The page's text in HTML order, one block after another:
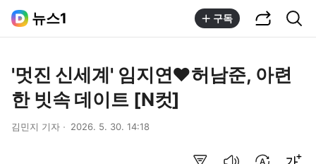
뉴스1 구독
'멋진 신세계' 임지연♥허남준, 아련
한 빗속 데이트 [N컷]
김민지 기자 2026. 5. 30. 14:18